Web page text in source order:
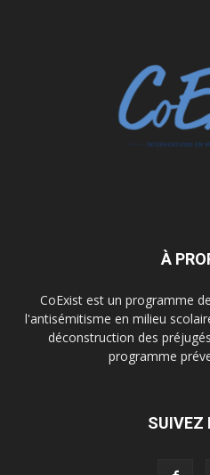
À
CoExist est un programme
l'antisémitisme en milieu
déconstruction des
programme
SUIVEZ